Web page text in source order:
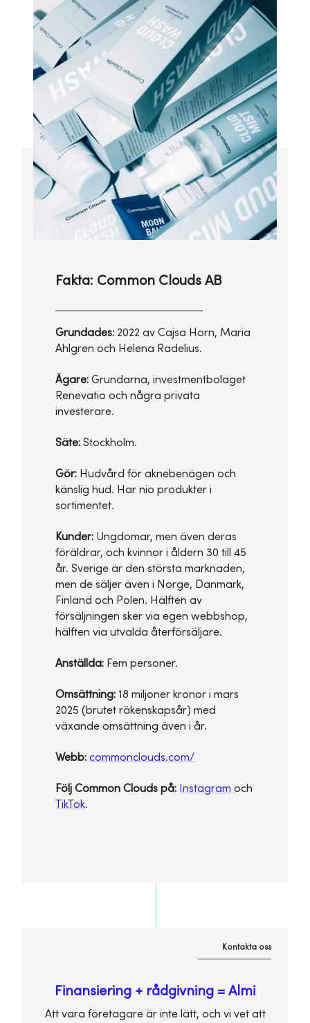
Fakta: Common Clouds AB
Grundades: 2022 av Cajsa Horn, Maria
Ahlgren och Helena Radelius.
Ägare: Grundarna, investmentbolaget
Renevatio och några privata
investerare.
Säte: Stockholm.
Gör: Hudvård för aknebenägen och
känslig hud. Har nio produkter i
sortimentet.
Kunder: Ungdomar, men även deras
föräldrar, och kvinnor i åldern 30 till 45
år. Sverige är den största marknaden,
men de säljer även i Norge, Danmark,
Finland och Polen. Hälften av
försäljningen sker via egen webbshop,
hälften via utvalda återförsäljare.
Anställda: Fem personer.
Omsättning: 18 miljoner kronor i mars
2025 (brutet räkenskapsår) med
växande omsättning även i år.
Webb: commonclouds.com/
Följ Common Clouds på: Instagram och
TikTok.
Kontakta oss
Finansiering + rådgivning = Almi
Att vara företagare är inte lätt, och vi vet att